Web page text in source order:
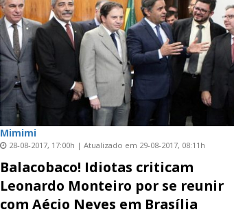
Mimimi
28-08-2017, 17:00h | Atualizado em 29-08-2017, 08:11h
Balacobaco! Idiotas criticam
Leonardo Monteiro por se reunir
com Aécio Neves em Brasília